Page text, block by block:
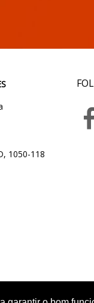
1050-118